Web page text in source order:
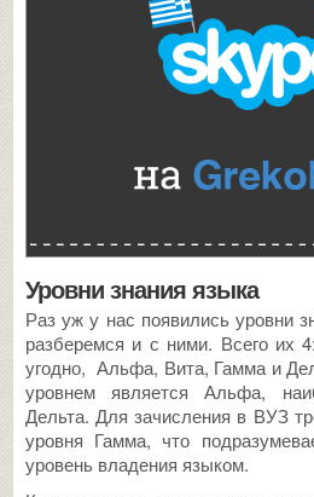
Уровни знания языка
Раз уж у нас появились уровни
разберемся и с ними. Всего их
угодно, Альфа, Вита, Гамма и
уровнем является Альфа,
Дельта. Для зачисления в ВУЗ
уровня Гамма, что
уровень владения языком.